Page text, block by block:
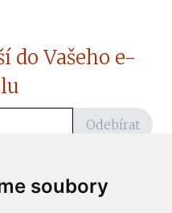
soubory
do Vašeho e-
Odebírat
zpráv ze ČtiDoma.cz do mé e-